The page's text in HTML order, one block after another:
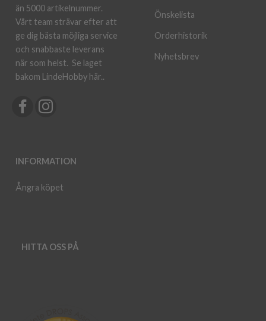
än 5000 artikelnummer.
Vårt team strävar efter att
ge dig bästa möjliga service
och snabbaste leverans
när som helst. Se laget
bakom LindeHobby här..
INFORMATION
Ångra köpet
Önskelista
Orderhistorik
Nyhetsbrev
HITTA OSS PÅ